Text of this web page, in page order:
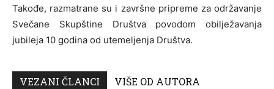
Takođe, razmatrane su i završne pripreme za održavanje
Svečane Skupštine Društva povodom obilježavanja
jubileja 10 godina od utemeljenja Društva.
VEZANI ČLANCI VIŠE OD AUTORA